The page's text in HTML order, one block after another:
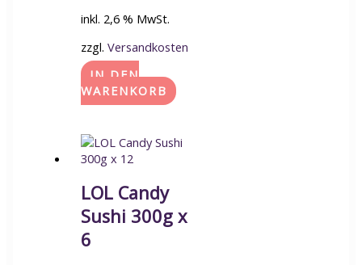
inkl. 2,6 % MwSt.
zzgl. Versandkosten
IN DEN
WARENKORB
LOL Candy
Sushi 300g x
6